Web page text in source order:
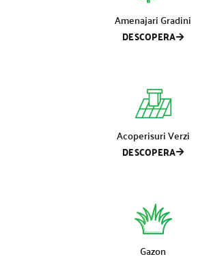
Amenajari Gradini
DESCOPERA
Acoperisuri Verzi
DESCOPERA
Gazon